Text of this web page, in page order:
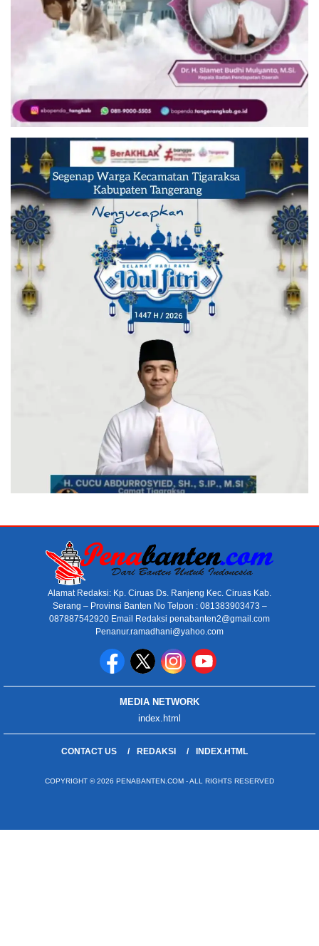
Alamat Redaksi: Kp. Ciruas Ds. Ranjeng Kec. Ciruas Kab.
Serang – Provinsi Banten No Telpon : 081383903473 –
087887542920 Email Redaksi penabanten2@gmail.com
Penanur.ramadhani@yahoo.com
MEDIA NETWORK
index.html
CONTACT US REDAKSI INDEX.HTML
COPYRIGHT © 2026 PENABANTEN.COM - ALL RIGHTS RESERVED